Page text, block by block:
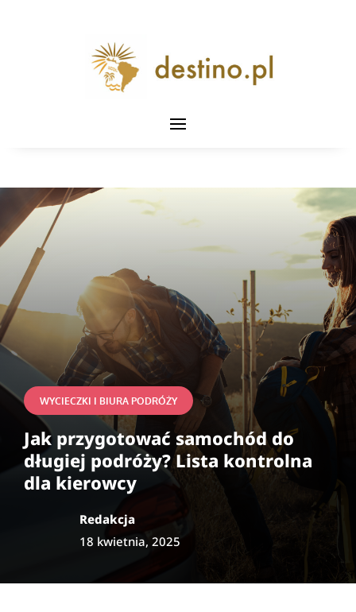
WYCIECZKI I BIURA PODRÓŻY
Jak przygotować samochód do
długiej podróży? Lista kontrolna
dla kierowcy
Redakcja
18 kwietnia, 2025